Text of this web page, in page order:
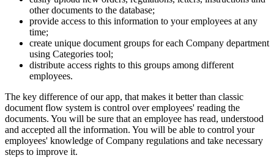
other documents to the database;
provide access to this information to your employees at any
time;
create unique document groups for each Company department
using Categories tool;
distribute access rights to this groups among different
employees.
The key difference of our app, that makes it better than classic
document flow system is control over employees' reading the
documents. You will be sure that an employee has read, understood
and accepted all the information. You will be able to control your
employees' knowledge of Company regulations and take necessary
steps to improve it.